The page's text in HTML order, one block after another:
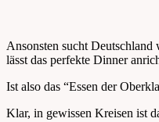
Ansonsten sucht
lässt das perfekte Dinner
Ist also das “Essen der
Klar, in gewissen Kreisen ist